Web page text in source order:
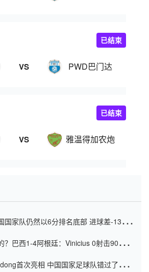
VS PWD巴门达
已结束
VS 雅温得加农炮
已结束
国家队仍然以6分排名底部 进球差-13令人
？巴西1-4阿根廷：Vinicius 0射击90分钟
首次亮相 中国国家足球队错过了世界